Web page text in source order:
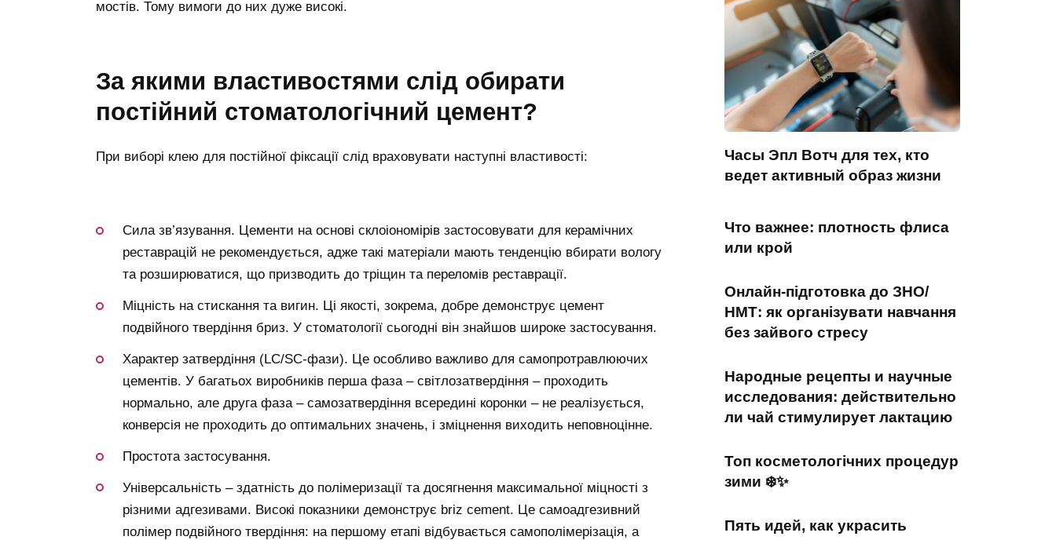
мостів. Тому вимоги до них дуже високі.
за якими властивостями слід обирати
постійний стоматологічний цемент?
При виборі клею для постійної фіксації слід враховувати наступні властивості:
Сила зв’язування. Цементи на основі склоіономірів застосовувати для керамічних
реставрацій не рекомендується, адже такі матеріали мають тенденцію вбирати вологу
та розширюватися, що призводить до тріщин та переломів реставрації.
Міцність на стискання та вигин. Ці якості, зокрема, добре демонструє цемент
подвійного твердіння бриз. У стоматології сьогодні він знайшов широке застосування.
Характер затвердіння (LC/SC-фази). Це особливо важливо для самопротравлюючих
цементів. У багатьох виробників перша фаза – світлозатвердіння – проходить
нормально, але друга фаза – самозатвердіння всередині коронки – не реалізується,
конверсія не проходить до оптимальних значень, і зміцнення виходить неповноцінне.
Простота застосування.
Універсальність – здатність до полімеризації та досягнення максимальної міцності з
різними адгезивами. Високі показники демонструє briz cement. Це самоадгезивний
полімер подвійного твердіння: на першому етапі відбувається самополімерізація, а
Часы Эпл Вотч для тех, кто
ведет активный образ жизни
Что важнее: плотность флиса
или крой
Онлайн-підготовка до ЗНО/
НМТ: як організувати навчання
без зайвого стресу
Народные рецепты и научные
исследования: действительно
ли чай стимулирует лактацию
Топ косметологічних процедур
зими ❄️✨
Пять идей, как украсить